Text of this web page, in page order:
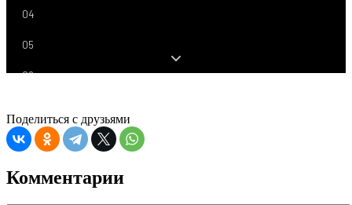
04
05
06
08
Поделиться с друзьями
Комментарии